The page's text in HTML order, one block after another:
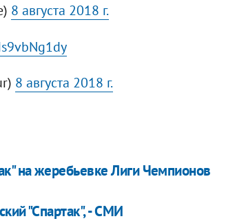
8 августа 2018 г.
8 августа 2018 г.
на жеребьевке Лиги Чемпионов
"Спартак", - СМИ